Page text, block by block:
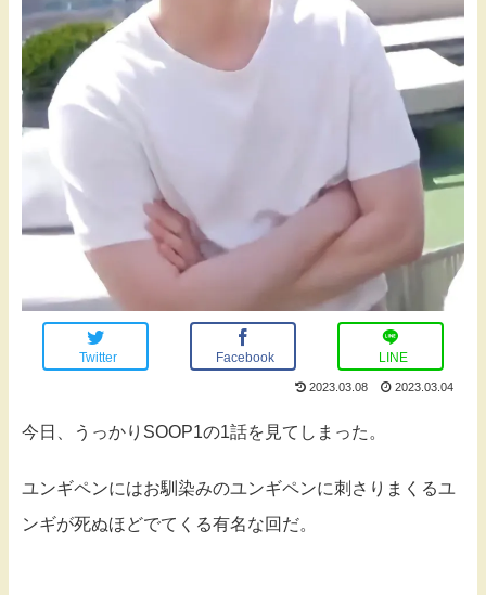
Twitter Facebook LINE
2023.03.08 2023.03.04
今日、うっかりSOOP1の1話を見てしまった。
ユンギペンにはお馴染みのユンギペンに刺さりまくるユ
ンギが死ぬほどでてくる有名な回だ。